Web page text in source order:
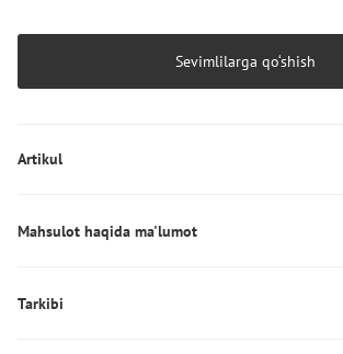
Sevimlilarga qo‘shish
Artikul
Mahsulot haqida ma'lumot
Mahkamlagich: Tortma
Tarkibi